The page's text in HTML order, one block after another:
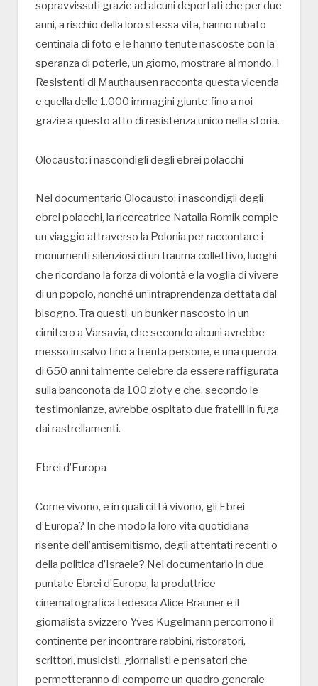
sopravvissuti grazie ad alcuni deportati che per due
anni, a rischio della loro stessa vita, hanno rubato
centinaia di foto e le hanno tenute nascoste con la
speranza di poterle, un giorno, mostrare al mondo. I
Resistenti di Mauthausen racconta questa vicenda
e quella delle 1.000 immagini giunte fino a noi
grazie a questo atto di resistenza unico nella storia.
Olocausto: i nascondigli degli ebrei polacchi
Nel documentario Olocausto: i nascondigli degli
ebrei polacchi, la ricercatrice Natalia Romik compie
un viaggio attraverso la Polonia per raccontare i
monumenti silenziosi di un trauma collettivo, luoghi
che ricordano la forza di volontà e la voglia di vivere
di un popolo, nonché un’intraprendenza dettata dal
bisogno. Tra questi, un bunker nascosto in un
cimitero a Varsavia, che secondo alcuni avrebbe
messo in salvo fino a trenta persone, e una quercia
di 650 anni talmente celebre da essere raffigurata
sulla banconota da 100 zloty e che, secondo le
testimonianze, avrebbe ospitato due fratelli in fuga
dai rastrellamenti.
Ebrei d’Europa
Come vivono, e in quali città vivono, gli Ebrei
d’Europa? In che modo la loro vita quotidiana
risente dell’antisemitismo, degli attentati recenti o
della politica d’Israele? Nel documentario in due
puntate Ebrei d’Europa, la produttrice
cinematografica tedesca Alice Brauner e il
giornalista svizzero Yves Kugelmann percorrono il
continente per incontrare rabbini, ristoratori,
scrittori, musicisti, giornalisti e pensatori che
permetteranno di comporre un quadro generale